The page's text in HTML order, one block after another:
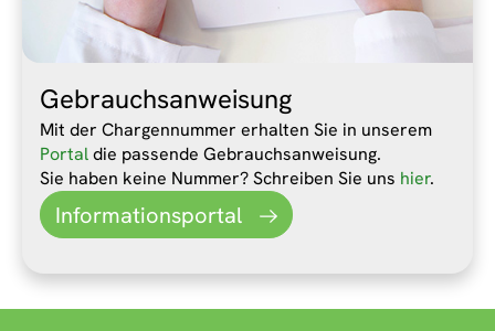
Gebrauchsanweisung
Mit der Chargennummer erhalten Sie in unserem
Portaldie passende Gebrauchsanweisung.
Sie haben keine Nummer? Schreiben Sie uns hier.
Informationsportal